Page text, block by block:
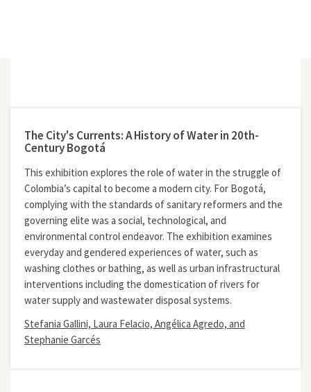
The City's Currents: A History of Water in 20th-
Century Bogotá
This exhibition explores the role of water in the struggle of
Colombia’s capital to become a modern city. For Bogotá,
complying with the standards of sanitary reformers and the
governing elite was a social, technological, and
environmental control endeavor. The exhibition examines
everyday and gendered experiences of water, such as
washing clothes or bathing, as well as urban infrastructural
interventions including the domestication of rivers for
water supply and wastewater disposal systems.
Stefania Gallini, Laura Felacio, Angélica Agredo, and
Stephanie Garcés